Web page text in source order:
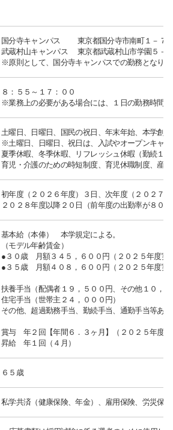
サイト内検索
検索する
よく検索されるページ
学部入試情報
各種証明書の発行
各種手続
奨学金
国分寺キャンパス 東京都国分寺市南町１－７
武蔵村山キャンパス 東京都武蔵村山市学園５－
※原則として、国分寺キャンパスでの勤務となり
８：５５～１７：００
※業務上の必要がある場合には、１日の勤務時間
土曜日、日曜日、国民の祝日、年末年始、本学創
※土曜日、日曜日、祝日は、入試やオープンキャ
夏季休暇、冬季休暇、リフレッシュ休暇（勤続１
育児・介護のための時短制度、育児休職制度、産
初年度（２０２６年度）３日、次年度（２０２７
２０２８年度以降２０日（前年度の出勤率が８０
基本給（本俸） 本学規定による。
（モデル年齢賃金）
●３０歳 月額３４５，６００円（２０２５年度実
●３５歳 月額４０８，６００円（２０２５年度実
扶養手当（配偶者１９，５００円、その他１０，
住宅手当（世帯主２４，０００円）
その他、超過勤務手当、勤続手当、通勤手当等あ
賞与 年２回【年間６．３ヶ月】（２０２５年度実
昇給 年１回（４月）
６５歳
私学共済（健康保険、年金）、雇用保険、労災保険